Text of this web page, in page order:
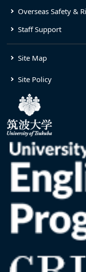
Overseas Safety &
Staff Support
Site Map
Site Policy